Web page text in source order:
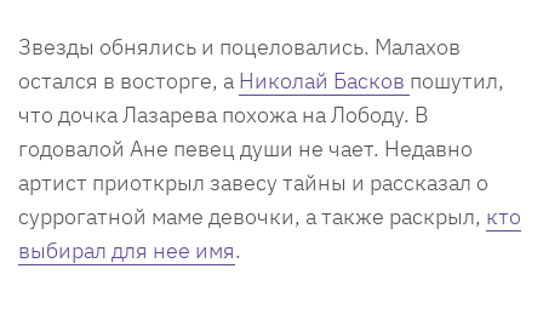
Звезды обнялись и поцеловались. Малахов
остался в восторге, а Николай Басков пошутил,
что дочка Лазарева похожа на Лободу. В
годовалой Ане певец души не чает. Недавно
артист приоткрыл завесу тайны и рассказал о
суррогатной маме девочки, а также раскрыл, кто
выбирал для нее имя.